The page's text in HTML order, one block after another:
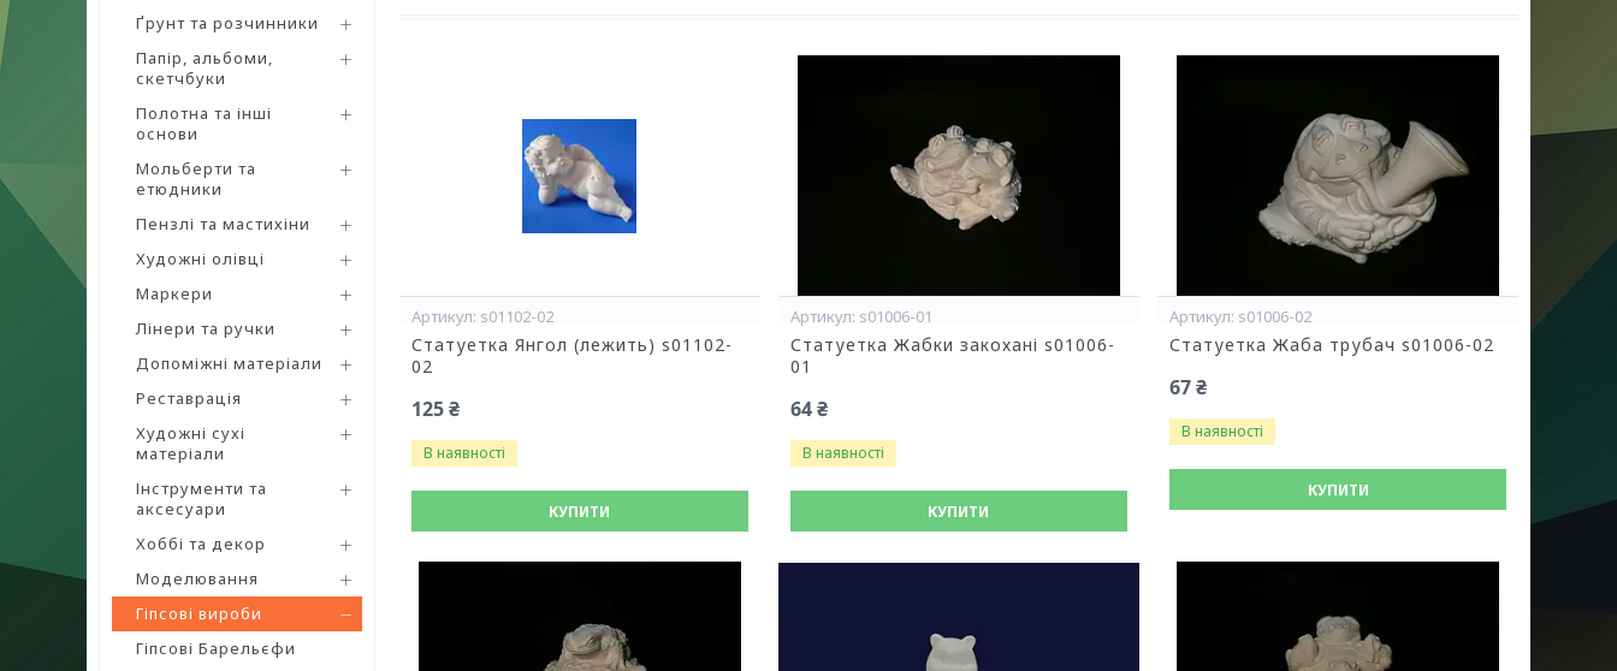
Ґрунт та розчинники
Папір, альбоми,
скетчбуки
Полотна та інші
основи
Мольберти та
етюдники
Пензлі та мастихіни
Художні олівці
Маркери
Лінери та ручки
Допоміжні матеріали
Реставрація
Художні сухі
матеріали
Інструменти та
аксесуари
Хоббі та декор
Моделювання
Гіпсові вироби
Гіпсові Барельєфи
s01102-02
Статуетка Янгол (лежить) s01102-
02
125 ₴
В наявності
КУПИТИ
s01006-01
Статуетка Жабки закохані s01006-
01
64 ₴
В наявності
КУПИТИ
s01006-02
Статуетка Жаба трубач s01006-02
67 ₴
В наявності
КУПИТИ